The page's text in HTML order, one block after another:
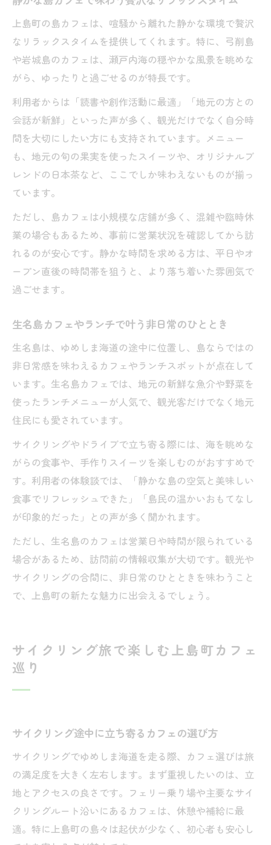
上島町の島カフェは、喧騒から離れた静かな環境で贅沢
なリラックスタイムを提供してくれます。特に、弓削島
や岩城島のカフェは、瀬戸内海の穏やかな風景を眺めな
がら、ゆったりと過ごせるのが特長です。
利用者からは「読書や創作活動に最適」「地元の方との
会話が新鮮」といった声が多く、観光だけでなく自分時
間を大切にしたい方にも支持されています。メニュー
も、地元の旬の果実を使ったスイーツや、オリジナルブ
レンドの日本茶など、ここでしか味わえないものが揃っ
ています。
ただし、島カフェは小規模な店舗が多く、混雑や臨時休
業の場合もあるため、事前に営業状況を確認してから訪
れるのが安心です。静かな時間を求める方は、平日やオ
ープン直後の時間帯を狙うと、より落ち着いた雰囲気で
過ごせます。
生名島カフェやランチで叶う非日常のひととき
生名島は、ゆめしま海道の途中に位置し、島ならではの
非日常感を味わえるカフェやランチスポットが点在して
います。生名島カフェでは、地元の新鮮な魚介や野菜を
使ったランチメニューが人気で、観光客だけでなく地元
住民にも愛されています。
サイクリングやドライブで立ち寄る際には、海を眺めな
がらの食事や、手作りスイーツを楽しむのがおすすめで
す。利用者の体験談では、「静かな島の空気と美味しい
食事でリフレッシュできた」「島民の温かいおもてなし
が印象的だった」との声が多く聞かれます。
ただし、生名島のカフェは営業日や時間が限られている
場合があるため、訪問前の情報収集が大切です。観光や
サイクリングの合間に、非日常のひとときを味わうこと
で、上島町の新たな魅力に出会えるでしょう。
サイクリング旅で楽しむ上島町カフェ
巡り
サイクリング途中に立ち寄るカフェの選び方
サイクリングでゆめしま海道を走る際、カフェ選びは旅
の満足度を大きく左右します。まず重視したいのは、立
地とアクセスの良さです。フェリー乗り場や主要なサイ
クリングルート沿いにあるカフェは、休憩や補給に最
適。特に上島町の島々は起伏が少なく、初心者も安心し